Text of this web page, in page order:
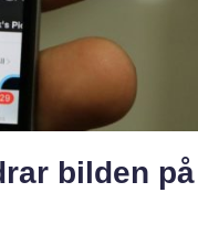
bilden på